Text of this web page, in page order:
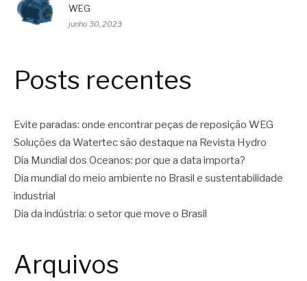
WEG
junho 30, 2023
Posts recentes
Evite paradas: onde encontrar peças de reposição WEG
Soluções da Watertec são destaque na Revista Hydro
Dia Mundial dos Oceanos: por que a data importa?
Dia mundial do meio ambiente no Brasil e sustentabilidade
industrial
Dia da indústria: o setor que move o Brasil
Arquivos